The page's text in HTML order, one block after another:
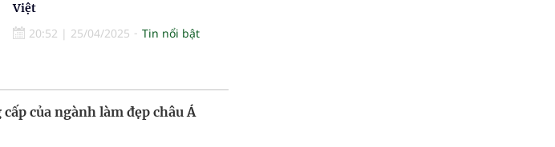
Việt
20:52 | 25/04/2025 Tin nổi bật
của ngành làm đẹp châu Á